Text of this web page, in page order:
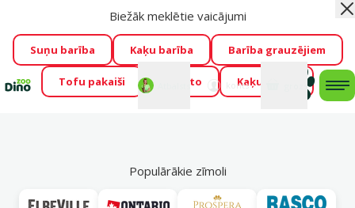
Visu mēnesi Dino Zoo piedāvā lieliskas cenas mīluļu TOP
barībām! 🍖→Skatīt piedāvājumu!
Fotokonkurss “GADA ŪSAIŅI”!
Varbūt tieši Tavs mīlulis
būs 2027. gada zvaigzne
→Piedalīties
Mans
konts
Biežāk meklētie vaicājumi
Suņu barība Kaķu barība Barība grauzējiem
Tofu pakaiši Foresto Kaķu mājas
Populārākie zīmoli